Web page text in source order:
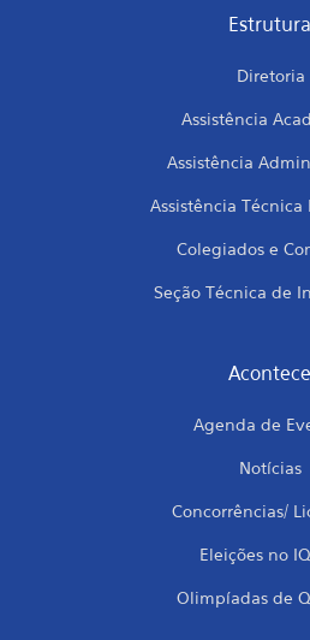
Estrutura
Diretoria
Assistência
Assistência
Assistência Técnica
Colegiados e
Seção Técnica de
Acontece
Agenda de
Notícias
Concorrências/
Eleições no
Olimpíadas de